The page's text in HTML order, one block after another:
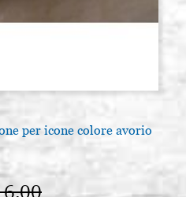
per icone colore avorio